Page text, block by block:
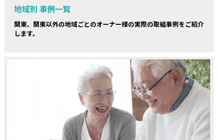
地域別 事例一覧
関東、関東以外の地域ごとのオーナー様の実際の取組事例をご紹介
します。